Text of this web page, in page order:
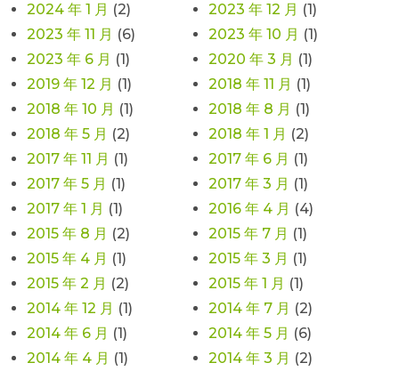
2024 年 1 月 (2) 2023 年 12 月 (1)
2023 年 11 月 (6) 2023 年 10 月 (1)
2023 年 6 月 (1) 2020 年 3 月 (1)
2019 年 12 月 (1) 2018 年 11 月 (1)
2018 年 10 月 (1) 2018 年 8 月 (1)
2018 年 5 月 (2) 2018 年 1 月 (2)
2017 年 11 月 (1) 2017 年 6 月 (1)
2017 年 5 月 (1) 2017 年 3 月 (1)
2017 年 1 月 (1) 2016 年 4 月 (4)
2015 年 8 月 (2) 2015 年 7 月 (1)
2015 年 4 月 (1) 2015 年 3 月 (1)
2015 年 2 月 (2) 2015 年 1 月 (1)
2014 年 12 月 (1) 2014 年 7 月 (2)
2014 年 6 月 (1) 2014 年 5 月 (6)
2014 年 4 月 (1) 2014 年 3 月 (2)